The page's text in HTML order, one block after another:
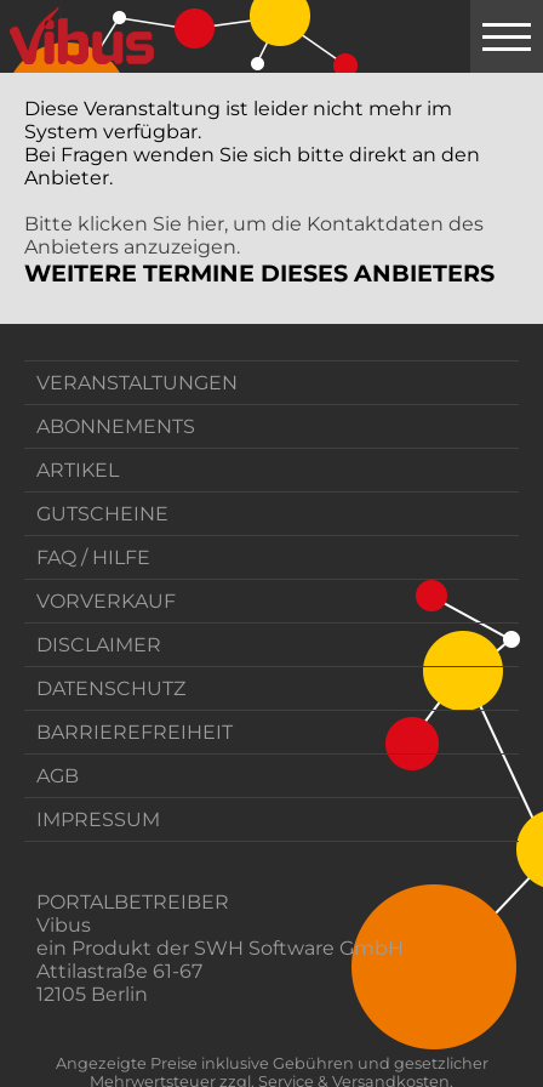
Springe
zum
Hauptinhalt
Diese Veranstaltung ist leider nicht mehr im
System verfügbar.
Bei Fragen wenden Sie sich bitte direkt an den
Anbieter.
Bitte klicken Sie hier, um die Kontaktdaten des
Anbieters anzuzeigen.
WEITERE TERMINE DIESES ANBIETERS
VERANSTALTUNGEN
ABONNEMENTS
ARTIKEL
GUTSCHEINE
FAQ / HILFE
VORVERKAUF
DISCLAIMER
DATENSCHUTZ
BARRIEREFREIHEIT
AGB
IMPRESSUM
PORTALBETREIBER
Vibus
ein Produkt der SWH Software GmbH
Attilastraße 61-67
12105 Berlin
Angezeigte Preise inklusive Gebühren und gesetzlicher
Mehrwertsteuer zzgl. Service & Versandkosten.